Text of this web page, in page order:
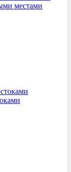
местами